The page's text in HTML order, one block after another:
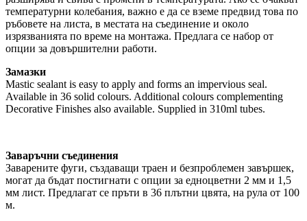
температурни колебания, важно е да се вземе предвид това по
ръбовете на листа, в местата на съединение и около
изрязванията по време на монтажа. Предлага се набор от
опции за довършителни работи.
Замазки
Mastic sealant is easy to apply and forms an impervious seal.
Available in 36 solid colours. Additional colours complementing
Decorative Finishes also available. Supplied in 310ml tubes.
Заваръчни съединения
Заварените фуги, създаващи траен и безпроблемен завършек,
могат да бъдат постигнати с опции за едноцветни 2 мм и 1,5
мм лист. Предлагат се пръти в 36 плътни цвята, на рула от 100
м.